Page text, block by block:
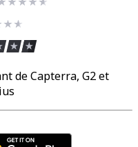
de Capterra, G2 et